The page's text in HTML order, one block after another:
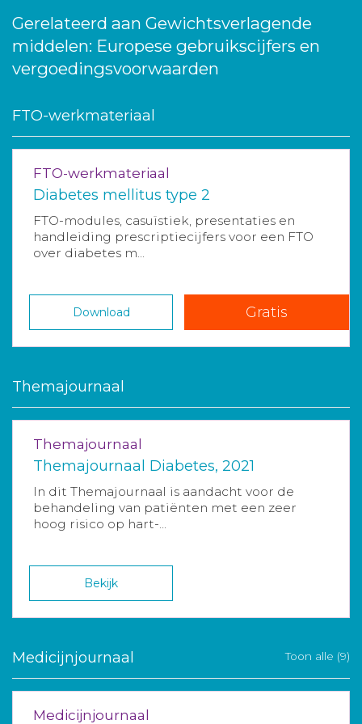
Gerelateerd aan Gewichtsverlagende
middelen: Europese gebruikscijfers en
vergoedingsvoorwaarden
FTO-werkmateriaal
FTO-werkmateriaal
Diabetes mellitus type 2
FTO-modules, casuïstiek, presentaties en
handleiding prescriptiecijfers voor een FTO
over diabetes m...
Download Gratis
Themajournaal
Themajournaal
Themajournaal Diabetes, 2021
In dit Themajournaal is aandacht voor de
behandeling van patiënten met een zeer
hoog risico op hart-...
Bekijk
Medicijnjournaal Toon alle (9)
Medicijnjournaal